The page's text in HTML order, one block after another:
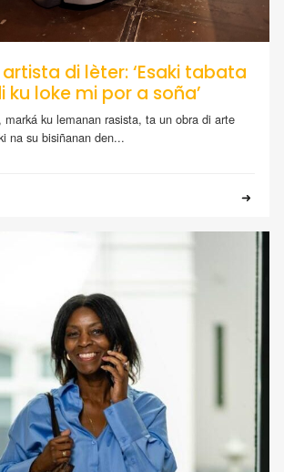
artista di lèter: ‘Esaki tabata
ku loke mi por a soña’
marká ku lemanan rasista, ta un obra di arte
na su bisiñanan den...